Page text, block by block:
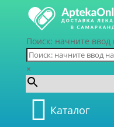
Поиск: начните ввод
×
Каталог